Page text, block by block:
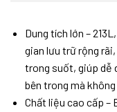
Dung tích lớn –
gian lưu trữ rộng
trong suốt, giúp dễ
bên trong mà
Chất liệu cao cấp –